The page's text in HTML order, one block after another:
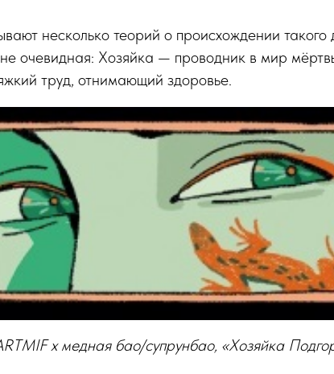
несколько теорий о происхождении
очевидная: Хозяйка — проводник в мир
труд, отнимающий здоровье.
x медная бао/супрунбао, «Хозяйка